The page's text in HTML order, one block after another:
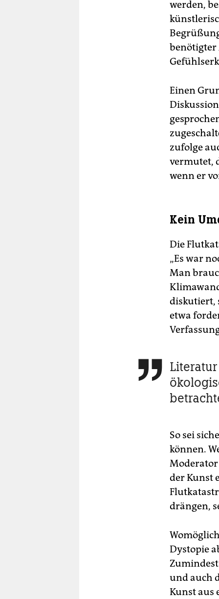
werden,
benötigter
Einen
zufolge
vermutet,
wenn er
Kein
Die
„Es war
Man
diskutiert,
etwa

So sei
können.
Moderator
der Kunst
drängen,
Dystopie
und auch
Kunst aus